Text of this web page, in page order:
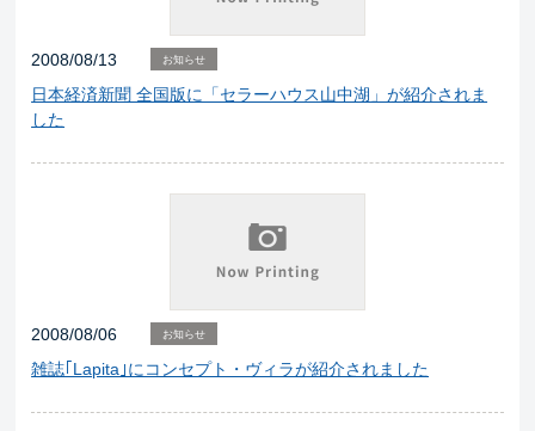
2008/08/13 お知らせ
日本経済新聞 全国版に「セラーハウス山中湖」が紹介されま
した
2008/08/06 お知らせ
雑誌｢Lapita｣にコンセプト・ヴィラが紹介されました